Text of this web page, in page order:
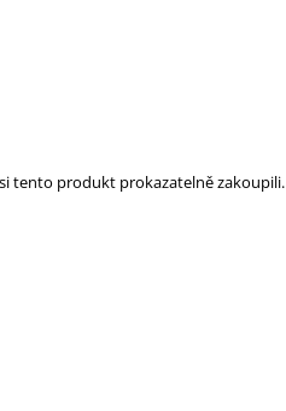
tento produkt prokazatelně zakoupili.